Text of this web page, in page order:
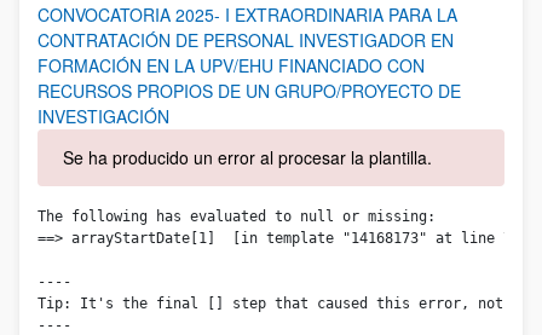
CONVOCATORIA 2025- I EXTRAORDINARIA PARA LA
CONTRATACIÓN DE PERSONAL INVESTIGADOR EN
FORMACIÓN EN LA UPV/EHU FINANCIADO CON
RECURSOS PROPIOS DE UN GRUPO/PROYECTO DE
INVESTIGACIÓN
Se ha producido un error al procesar la plantilla.
The following has evaluated to null or missing:
==> arrayStartDate[1]  [in template "14168173" at line 71,
----
Tip: It's the final [] step that caused this error, not
----